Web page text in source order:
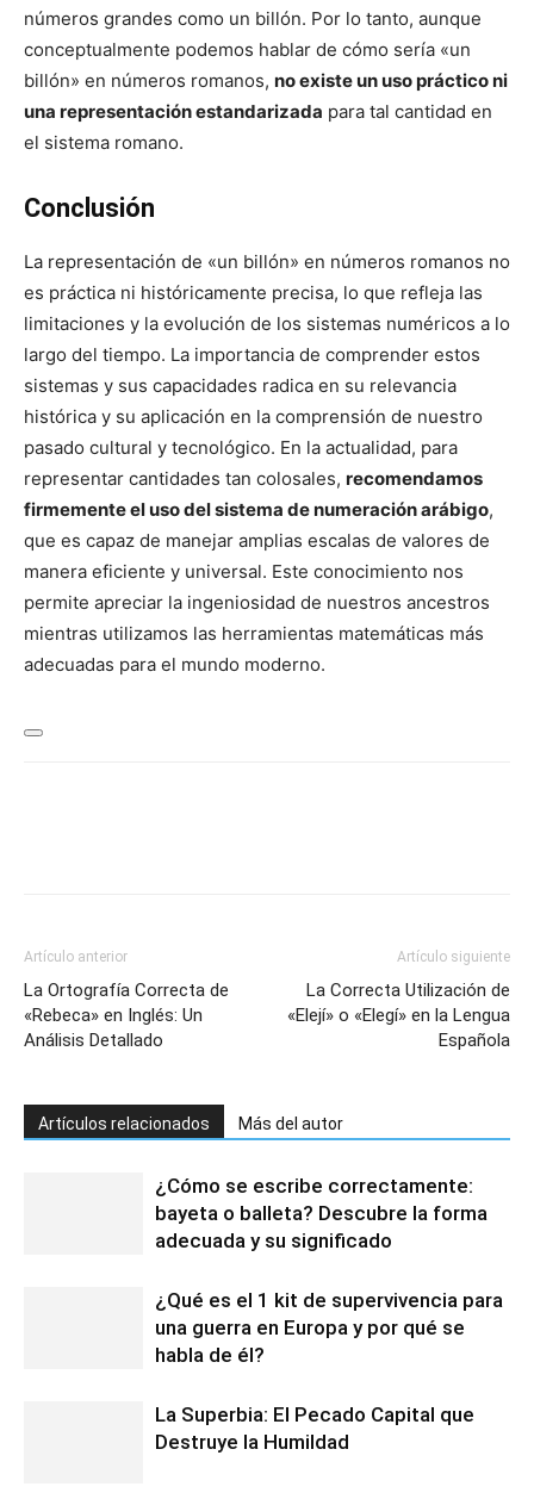
números grandes como un billón. Por lo tanto, aunque
conceptualmente podemos hablar de cómo sería «un
billón» en números romanos, no existe un uso práctico ni
una representación estandarizada para tal cantidad en
el sistema romano.
Conclusión
La representación de «un billón» en números romanos no
es práctica ni históricamente precisa, lo que refleja las
limitaciones y la evolución de los sistemas numéricos a lo
largo del tiempo. La importancia de comprender estos
sistemas y sus capacidades radica en su relevancia
histórica y su aplicación en la comprensión de nuestro
pasado cultural y tecnológico. En la actualidad, para
representar cantidades tan colosales, recomendamos
firmemente el uso del sistema de numeración arábigo,
que es capaz de manejar amplias escalas de valores de
manera eficiente y universal. Este conocimiento nos
permite apreciar la ingeniosidad de nuestros ancestros
mientras utilizamos las herramientas matemáticas más
adecuadas para el mundo moderno.
Artículo anterior
La Ortografía Correcta de
«Rebeca» en Inglés: Un
Análisis Detallado
Artículo siguiente
La Correcta Utilización de
«Elejí» o «Elegí» en la Lengua
Española
Artículos relacionados Más del autor
¿Cómo se escribe correctamente:
bayeta o balleta? Descubre la forma
adecuada y su significado
¿Qué es el 1 kit de supervivencia para
una guerra en Europa y por qué se
habla de él?
La Superbia: El Pecado Capital que
Destruye la Humildad